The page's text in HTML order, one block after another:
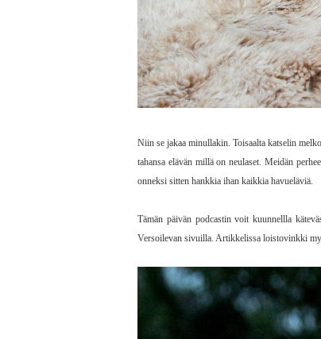
Niin se jakaa minullakin. Toisaalta katselin
tahansa elävän millä on neulaset. Meidän
onneksi sitten hankkia ihan kaikkia havueläviä.
Tämän päivän podcastin voit kuunnellla
Versoilevan sivuilla. Artikkelissa loistovinkki